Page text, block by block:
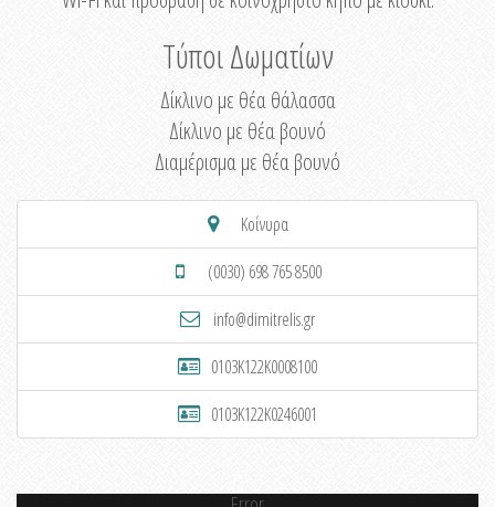
Τύποι Δωματίων
Δίκλινο με θέα θάλασσα
Δίκλινο με θέα βουνό
Διαμέρισμα με θέα βουνό
Κοίνυρα
(0030) 698 765 8500
info@dimitrelis.gr
0103K122K0008100
0103K122K0246001